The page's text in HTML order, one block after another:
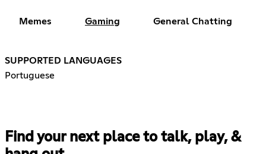
Memes Gaming General Chatting
SUPPORTED LANGUAGES
Portuguese
Find your next place to talk, play, &